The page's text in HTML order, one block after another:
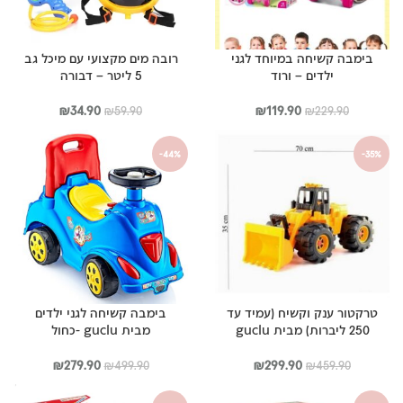
בימבה קשיחה במיוחד לגני
ילדים – ורוד
₪229.90
המחיר
היה:
₪119.90
המחיר
רובה מים מקצועי עם מיכל גב
5 ליטר – דבורה
₪59.90
המחיר
היה:
₪59.90.
₪34.90
המחיר
הוא:
₪34.90.
-35%
טרקטור ענק וקשיח (עמיד עד
250 ליברות) מבית guclu
₪459.90
המחיר
היה:
₪299.90
המחיר
-44%
בימבה קשיחה לגני ילדים
מבית guclu -כחול
₪499.90
המחיר
היה:
₪279.90
המחיר
הוא: